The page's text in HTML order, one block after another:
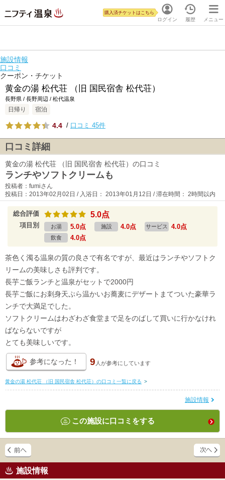
ログイン
購入済チケットはこちら
履歴 メニュー
施設情報
口コミ
クーポン・チケット
黄金の湯 松代荘 （旧 国民宿舎 松代荘）
長野県 / 長野周辺 / 松代温泉
日帰り 宿泊
4.4 / 口コミ 45件
口コミ詳細
黄金の湯 松代荘 （旧 国民宿舎 松代荘）の口コミ
ランチやソフトクリームも
投稿者：fumiさん
投稿日：2013年02月02日 / 入浴日： 2013年01月12日 / 滞在時間： 2時間以内
総合評価 5.0点
項目別 お湯 5.0点 施設 4.0点 サービス 4.0点
飲食 4.0点
茶色く濁る温泉の質の良さで有名ですが、最近はランチやソフトク
リームの美味しさも評判です。
長芋ご飯ランチと温泉がセットで2000円
長芋ご飯にお刺身天ぷら温かいお蕎麦にデザートまてついた豪華ラ
ンチで大満足でした。
ソフトクリームはわざわざ食堂まで足をのばして買いに行かなけれ
ばならないですが
とても美味しいです。
参考になった！ 9 人が参考にしています
黄金の湯 松代荘 （旧 国民宿舎 松代荘）の口コミ一覧に戻る >
施設情報
この施設に口コミをする
施設情報